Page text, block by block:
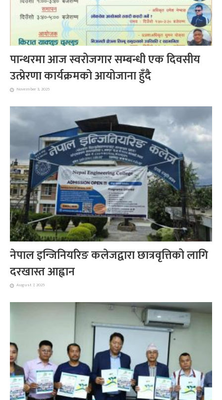
पान्थरमा आज स्वरोजगार सम्बन्धी एक दिवसीय
उत्प्रेरणा कार्यक्रमको आयोजाना हुँदै
November 3, 2025
नेपाल इन्जिनियरिङ कलेजद्वारा छात्रवृत्तिको लागि
दरखास्त आह्वान
August 7, 2025